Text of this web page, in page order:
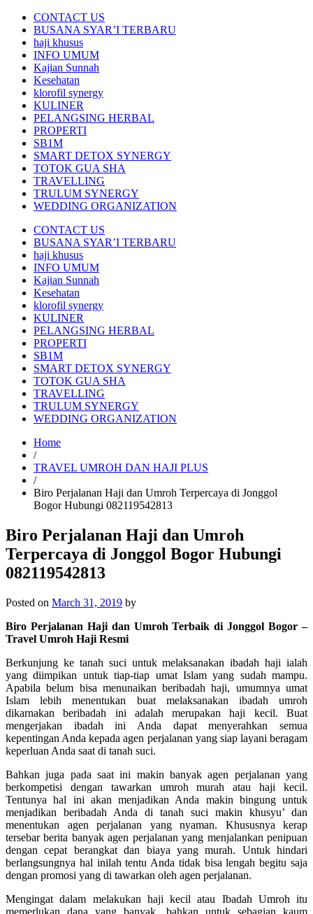
CONTACT US
BUSANA SYAR’I TERBARU
haji khusus
INFO UMUM
Kajian Sunnah
Kesehatan
klorofil synergy
KULINER
PELANGSING HERBAL
PROPERTI
SB1M
SMART DETOX SYNERGY
TOTOK GUA SHA
TRAVELLING
TRULUM SYNERGY
WEDDING ORGANIZATION
CONTACT US
BUSANA SYAR’I TERBARU
haji khusus
INFO UMUM
Kajian Sunnah
Kesehatan
klorofil synergy
KULINER
PELANGSING HERBAL
PROPERTI
SB1M
SMART DETOX SYNERGY
TOTOK GUA SHA
TRAVELLING
TRULUM SYNERGY
WEDDING ORGANIZATION
Home
/
TRAVEL UMROH DAN HAJI PLUS
/
Biro Perjalanan Haji dan Umroh Terpercaya di Jonggol
Bogor Hubungi 082119542813
Biro Perjalanan Haji dan Umroh
Terpercaya di Jonggol Bogor Hubungi
082119542813
Posted on March 31, 2019 by
Biro Perjalanan Haji dan Umroh Terbaik di Jonggol Bogor –
Travel Umroh Haji Resmi
Berkunjung ke tanah suci untuk melaksanakan ibadah haji ialah
yang diimpikan untuk tiap-tiap umat Islam yang sudah mampu.
Apabila belum bisa menunaikan beribadah haji, umumnya umat
Islam lebih menentukan buat melaksanakan ibadah umroh
dikarnakan beribadah ini adalah merupakan haji kecil. Buat
mengerjakan ibadah ini Anda dapat menyerahkan semua
kepentingan Anda kepada agen perjalanan yang siap layani beragam
keperluan Anda saat di tanah suci.
Bahkan juga pada saat ini makin banyak agen perjalanan yang
berkompetisi dengan tawarkan umroh murah atau haji kecil.
Tentunya hal ini akan menjadikan Anda makin bingung untuk
menjadikan beribadah Anda di tanah suci makin khusyu’ dan
menentukan agen perjalanan yang nyaman. Khususnya kerap
tersebar berita banyak agen perjalanan yang menjalankan penipuan
dengan cepat berangkat dan biaya yang murah. Untuk hindari
berlangsungnya hal inilah tentu Anda tidak bisa lengah begitu saja
dengan promosi yang di tawarkan oleh agen perjalanan.
Mengingat dalam melakukan haji kecil atau Ibadah Umroh itu
memerlukan dana yang banyak, bahkan untuk sebagian kaum